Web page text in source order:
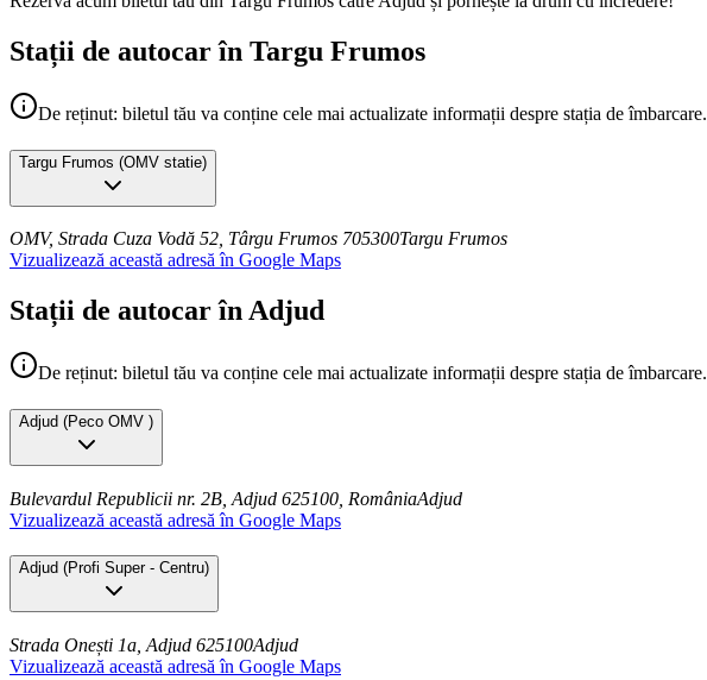
Stații de autocar în Targu Frumos
De reținut: biletul tău va conține cele mai actualizate informații despre stația de îmbarcare.
Targu Frumos (OMV statie)
OMV, Strada Cuza Vodă 52, Târgu Frumos 705300Targu Frumos
Vizualizează această adresă în Google Maps
Stații de autocar în Adjud
De reținut: biletul tău va conține cele mai actualizate informații despre stația de îmbarcare.
Adjud (Peco OMV )
Bulevardul Republicii nr. 2B, Adjud 625100, RomâniaAdjud
Vizualizează această adresă în Google Maps
Adjud (Profi Super - Centru)
Strada Onești 1a, Adjud 625100Adjud
Vizualizează această adresă în Google Maps